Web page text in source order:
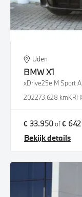
Uden
BMWX1
xDrive25e M Sport
202273.628 km
€ 33.950of€ 642
Bekijk details